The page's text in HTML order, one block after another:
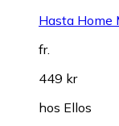
Hasta Home
fr.
449 kr
hos Ellos